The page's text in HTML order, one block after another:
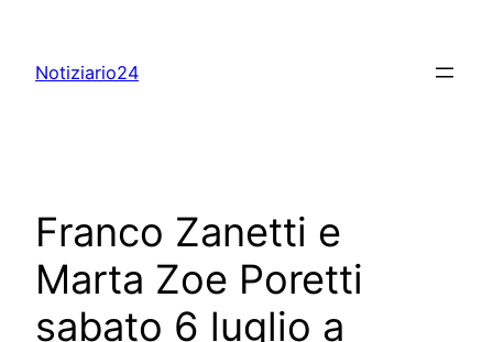
content
Notiziario24
Franco Zanetti e
Marta Zoe Poretti
sabato 6 luglio a